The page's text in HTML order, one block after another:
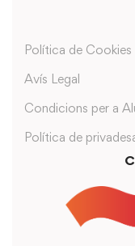
Política de Cookies
Avís Legal
Condicions per a
Política de